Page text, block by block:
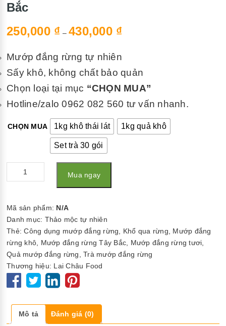
Bắc
250,000 ₫ – 430,000 ₫
Mướp đắng rừng tự nhiên
Sấy khô, không chất bảo quản
Chọn loại tại mục “CHỌN MUA”
Hotline/zalo 0962 082 560 tư vấn nhanh.
CHỌN MUA 1kg khô thái lát 1kg quả khô
Set trà 30 gói
Mua ngay
Mã sản phẩm: N/A
Danh mục: Thảo mộc tự nhiên
Thẻ:Công dụng mướp đắng rừng Khổ qua rừng
Mướp đắng
rừng khô
Mướp đắng rừng Tây Bắc Mướp đắng rừng tươi
Quả mướp đắng rừng
Trà mướp đắng rừng
Thương hiệu: Lai Châu Food
Mô tả Đánh giá (0)